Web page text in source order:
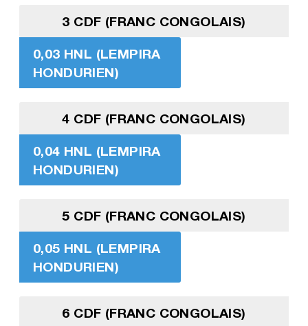
3 CDF (FRANC CONGOLAIS)
0,03 HNL (LEMPIRA
HONDURIEN)
4 CDF (FRANC CONGOLAIS)
0,04 HNL (LEMPIRA
HONDURIEN)
5 CDF (FRANC CONGOLAIS)
0,05 HNL (LEMPIRA
HONDURIEN)
6 CDF (FRANC CONGOLAIS)